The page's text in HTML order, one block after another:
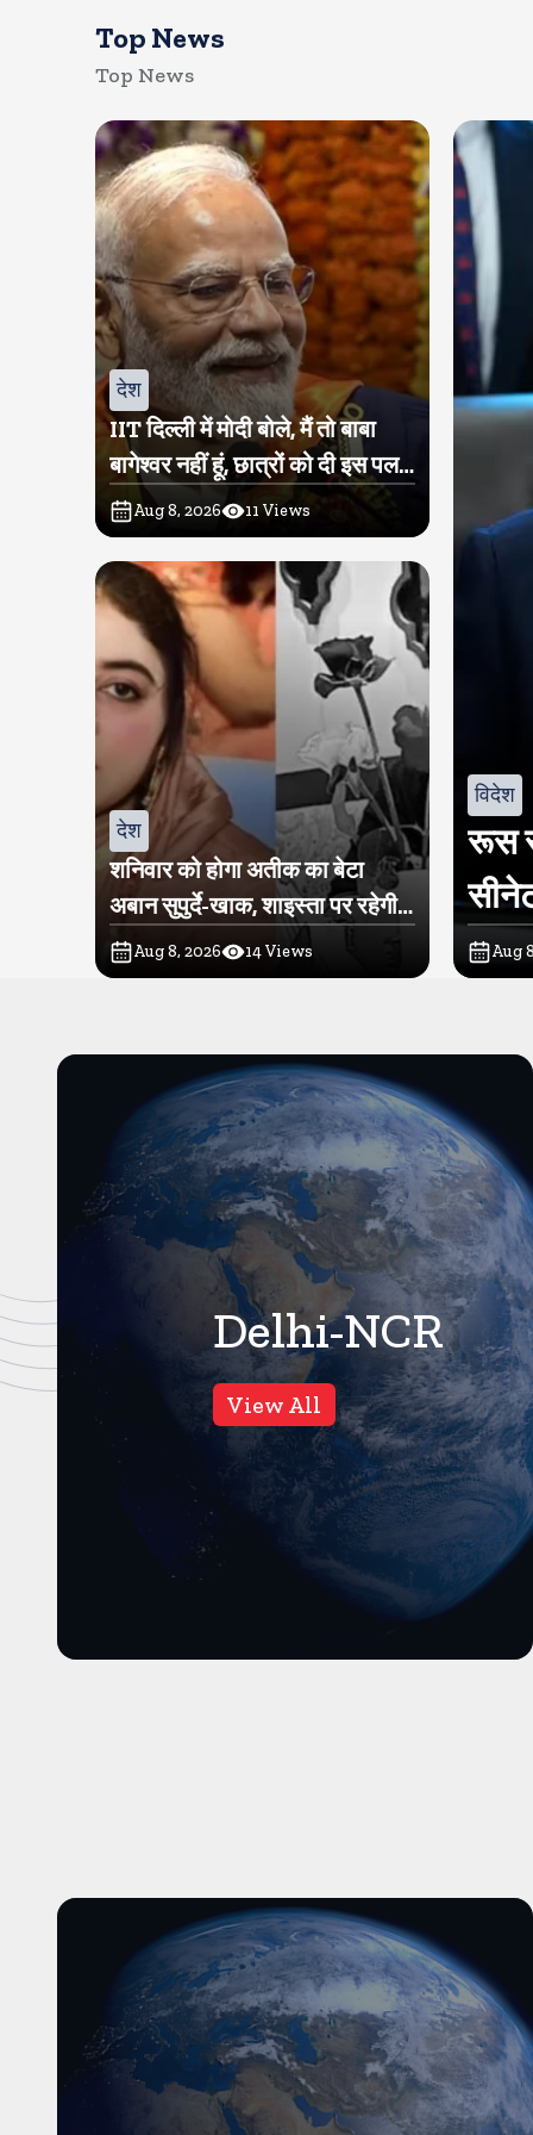
Top News
Top News
देश
IIT दिल्ली में मोदी बोले, मैं तो बाबा
बागेश्वर नहीं हूं, छात्रों को दी इस पल
को जीने की नसीहत
Aug 8, 2026 11 Views
देश
शनिवार को होगा अतीक का बेटा
अबान सुपुर्दे-खाक, शाइस्ता पर रहेगी
पुलिस की नजर
Aug 8, 2026 14Views
विदेश
रूस
Aug
Delhi-NCR
View All
गाजियाबाद
17Views
वीडियो वायरल होने के बाद पुलिस
ने की जांच, नाले के पानी से केलों
को धोने की सच्चाई कुछ और है,
गाजियाबाद। करंट क्राइम।
गाजियाबाद से एक वीडियो वायरल हुआ
था, जिसमें नाले के पानी से केलों को ...